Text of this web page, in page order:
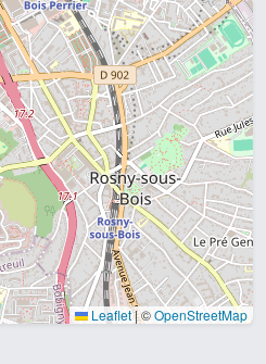
Leaflet|©OpenStreetMap